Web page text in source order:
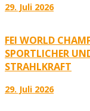
29. Juli 2026
FEI WORLD
PORTLICHER UND
TRAHLKRAFT
29. Juli 2026